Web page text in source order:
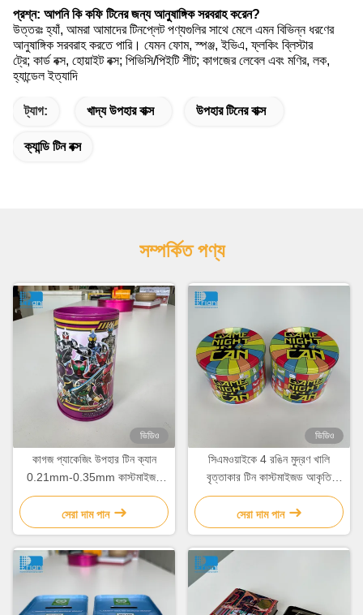
প্রশ্ন: আপনি কি কফি টিনের জন্য আনুষাঙ্গিক সরবরাহ করেন?
উত্তরঃ হ্যাঁ, আমরা আমাদের টিনপ্লেট পণ্যগুলির সাথে মেলে এমন বিভিন্ন ধরণের
আনুষাঙ্গিক সরবরাহ করতে পারি। যেমন ফোম, স্পঞ্জ, ইভিএ, ফ্লকিং ব্লিস্টার
ট্রে; কার্ড বক্স, হোয়াইট বক্স; পিভিসি/পিইটি শীট; কাগজের লেবেল এবং মণির, লক,
হ্যান্ডেল ইত্যাদি
ট্যাগ: খাদ্য উপহার বাক্স উপহার টিনের বাক্স
ক্যান্ডি টিন বক্স
সম্পর্কিত পণ্য
ভিডিও
কাগজ প্যাকেজিং উপহার টিন ক্যান
0.21mm-0.35mm কাস্টমাইজড
চকোলেট বক্স ক্যাপ সঙ্গে টিন
সেরা দাম পান
ভিডিও
সিএমওয়াইকে 4 রঙিন মুদ্রণ খালি
বৃত্তাকার টিন কাস্টমাইজড আকৃতি
বিস্কুট টিনের পাত্রে
সেরা দাম পান